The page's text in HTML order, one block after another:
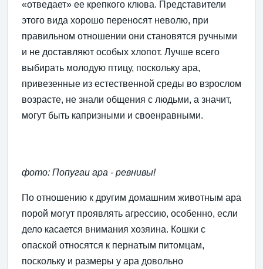
«отведает» ее крепкого клюва. Представители
этого вида хорошо переносят неволю, при
правильном отношении они становятся ручными
и не доставляют особых хлопот. Лучше всего
выбирать молодую птицу, поскольку ара,
привезенные из естественной среды во взрослом
возрасте, не знали общения с людьми, а значит,
могут быть капризными и своенравными.
фото: Попугаи ара - ревнивы!
По отношению к другим домашним животным ара
порой могут проявлять агрессию, особенно, если
дело касается внимания хозяина. Кошки с
опаской относятся к пернатым питомцам,
поскольку и размеры у ара довольно